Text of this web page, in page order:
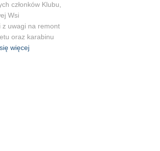
członków Klubu,
Wsi
z uwagi na remont
oraz karabinu
więcej